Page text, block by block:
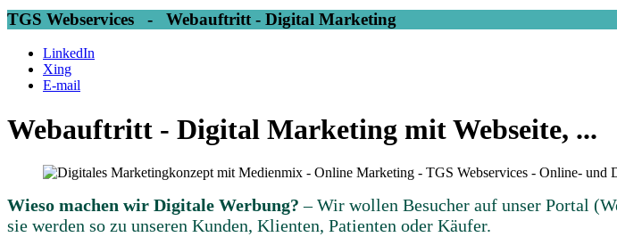
TGS Webservices - Webauftritt - Digital Marketing
LinkedIn
Xing
E-mail
Webauftritt - Digital Marketing mit Webseite, ...
Wieso machen wir Digitale Werbung? – Wir wollen Besucher auf unser Portal
sie werden so zu unseren Kunden, Klienten, Patienten oder Käufer.